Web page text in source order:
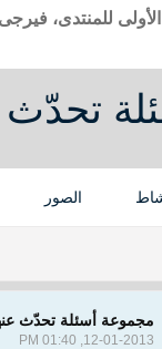
الأولى للمنتدى،
تحدّث
الصور
مجموعة أسئلة تحدّث
12-01-2013, 01:40 PM